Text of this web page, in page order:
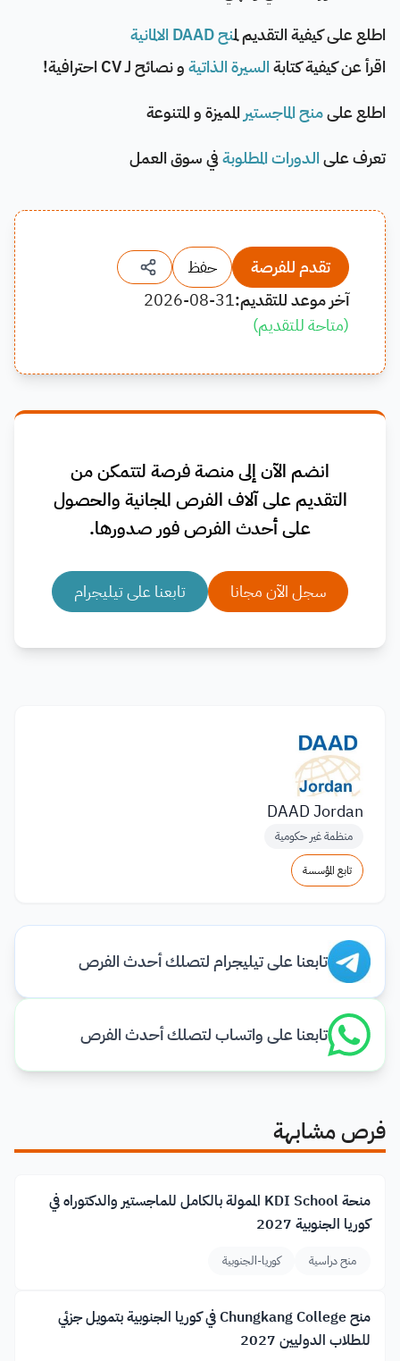
اطلع على كيفية التقديم لمنح DAAD الالمانية
اقرأ عن كيفية كتابةالسيرة الذاتيةو نصائح لـ CV احترافية!
اطلع علىمنح الماجستير المميزة و المتنوعة
تعرف علىالدورات المطلوبةفي سوق العمل
تقدم للفرصة
حفظ
آخر موعد للتقديم:2026-08-31
(متاحة للتقديم)
انضم الآن إلى منصة فرصة لتتمكن من
التقديم على آلاف الفرص المجانية والحصول
على أحدث الفرص فور صدورها.
سجل الآن مجانا تابعنا على تيليجرام
DAAD Jordan
منظمة غير حكومية
تابع المؤسسة
تابعنا على تيليجرام لتصلك أحدث الفرص
تابعنا على واتساب لتصلك أحدث الفرص
فرص مشابهة
منحة KDI School الممولة بالكامل للماجستير والدكتوراه في
كوريا الجنوبية 2027
منح دراسية كوريا-الجنوبية
منح Chungkang College في كوريا الجنوبية بتمويل جزئي
للطلاب الدوليين 2027